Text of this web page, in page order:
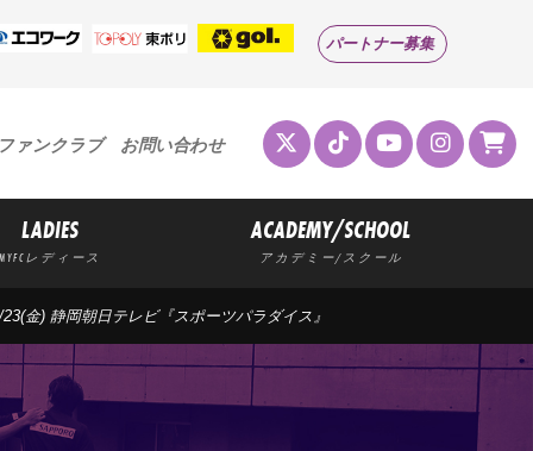
パートナー募集
ァンクラブ お問い合わせ
LADIES
レディース
ACADEMY/SCHOOL
アカデミー/スクール
金) 静岡朝日テレビ『スポーツパラダイス』